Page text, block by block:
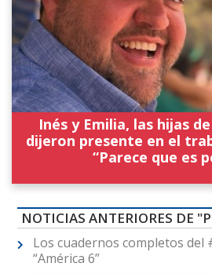
Inés y Emilia, las hijas
dijeron presente en el
“Parece que es
NOTICIAS ANTERIORES DE
Los cuadernos completos del
“América 6”